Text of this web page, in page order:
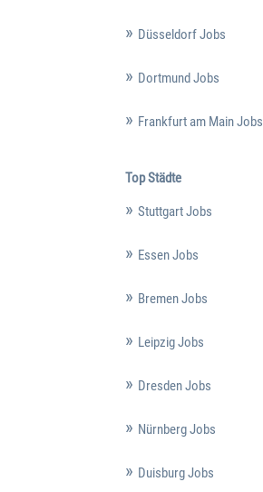
Düsseldorf Jobs
Dortmund Jobs
Frankfurt am Main Jobs
Top Städte
Stuttgart Jobs
Essen Jobs
Bremen Jobs
Leipzig Jobs
Dresden Jobs
Nürnberg Jobs
Duisburg Jobs